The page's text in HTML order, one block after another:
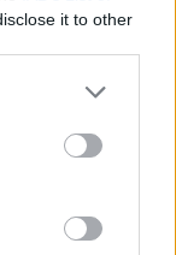
it to other
00:00:50
Europa
00:00:39
M.